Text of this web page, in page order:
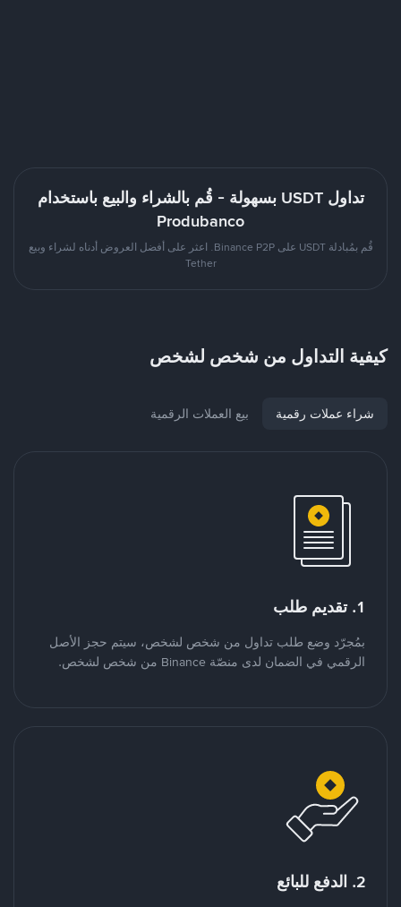
تداول USDT بسهولة - قُم بالشراء والبيع باستخدام
Produbanco
قُم بمُبادلة USDT على Binance P2P. اعثر على أفضل العروض أدناه لشراء وبيع
Tether
كيفية التداول من شخص لشخص
شراء عملات رقمية بيع العملات الرقمية
1. تقديم طلب
بمُجرّد وضع طلب تداول من شخص لشخص، سيتم حجز الأصل
الرقمي في الضمان لدى منصّة Binance من شخص لشخص.
2. الدفع للبائع